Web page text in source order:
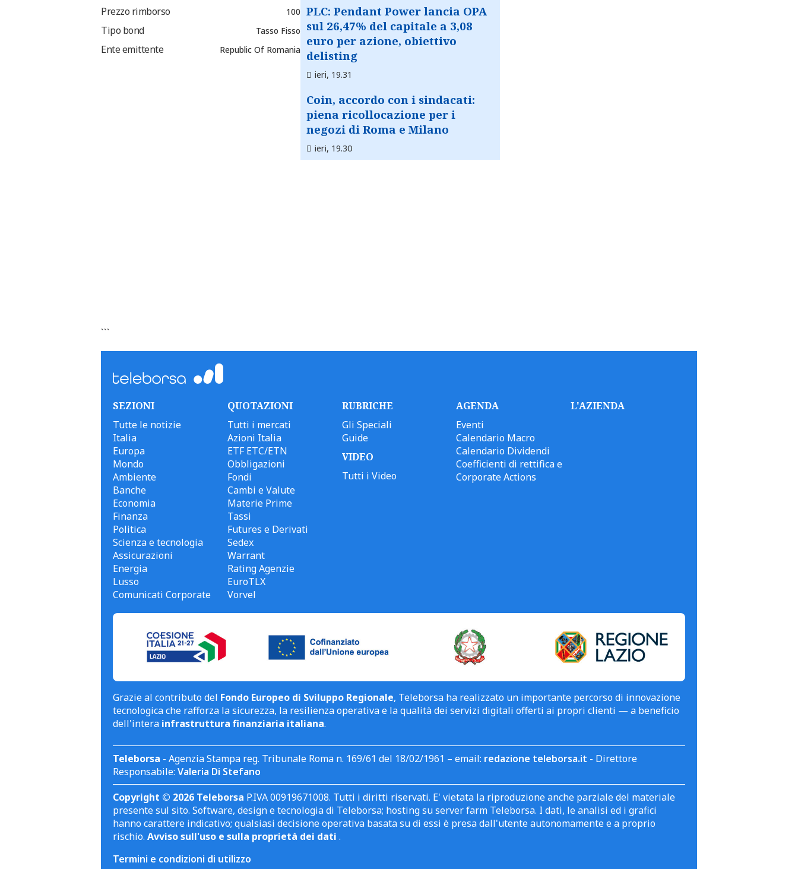
Prezzo rimborso 100
Tipo bond Tasso Fisso
Ente emittente Republic Of Romania
PLC: Pendant Power lancia OPA
sul 26,47% del capitale a 3,08
euro per azione, obiettivo
delisting
ieri, 19.31
Coin, accordo con i sindacati:
piena ricollocazione per i
negozi di Roma e Milano
ieri, 19.30
```
SEZIONI
Tutte le notizie
Italia
Europa
Mondo
Ambiente
Banche
Economia
Finanza
Politica
Scienza e tecnologia
Assicurazioni
Energia
Lusso
Comunicati Corporate
QUOTAZIONI
Tutti i mercati
Azioni Italia
ETF ETC/ETN
Obbligazioni
Fondi
Cambi e Valute
Materie Prime
Tassi
Futures e Derivati
Sedex
Warrant
Rating Agenzie
EuroTLX
Vorvel
RUBRICHE
Gli Speciali
Guide
VIDEO
Tutti i Video
AGENDA
Eventi
Calendario Macro
Calendario Dividendi
Coefficienti di rettifica e
Corporate Actions
L'AZIENDA
Grazie al contributo del Fondo Europeo di Sviluppo Regionale, Teleborsa ha realizzato un importante percorso di innovazione
tecnologica che rafforza la sicurezza, la resilienza operativa e la qualità dei servizi digitali offerti ai propri clienti — a beneficio
dell'intera infrastruttura finanziaria italiana.
Teleborsa - Agenzia Stampa reg. Tribunale Roma n. 169/61 del 18/02/1961 – email: redazione teleborsa.it - Direttore
Responsabile: Valeria Di Stefano
Copyright © 2026 Teleborsa P.IVA 00919671008. Tutti i diritti riservati. E' vietata la riproduzione anche parziale del materiale
presente sul sito. Software, design e tecnologia di Teleborsa; hosting su server farm Teleborsa. I dati, le analisi ed i grafici
hanno carattere indicativo; qualsiasi decisione operativa basata su di essi è presa dall'utente autonomamente e a proprio
rischio. Avviso sull'uso e sulla proprietà dei dati .
Termini e condizioni di utilizzo